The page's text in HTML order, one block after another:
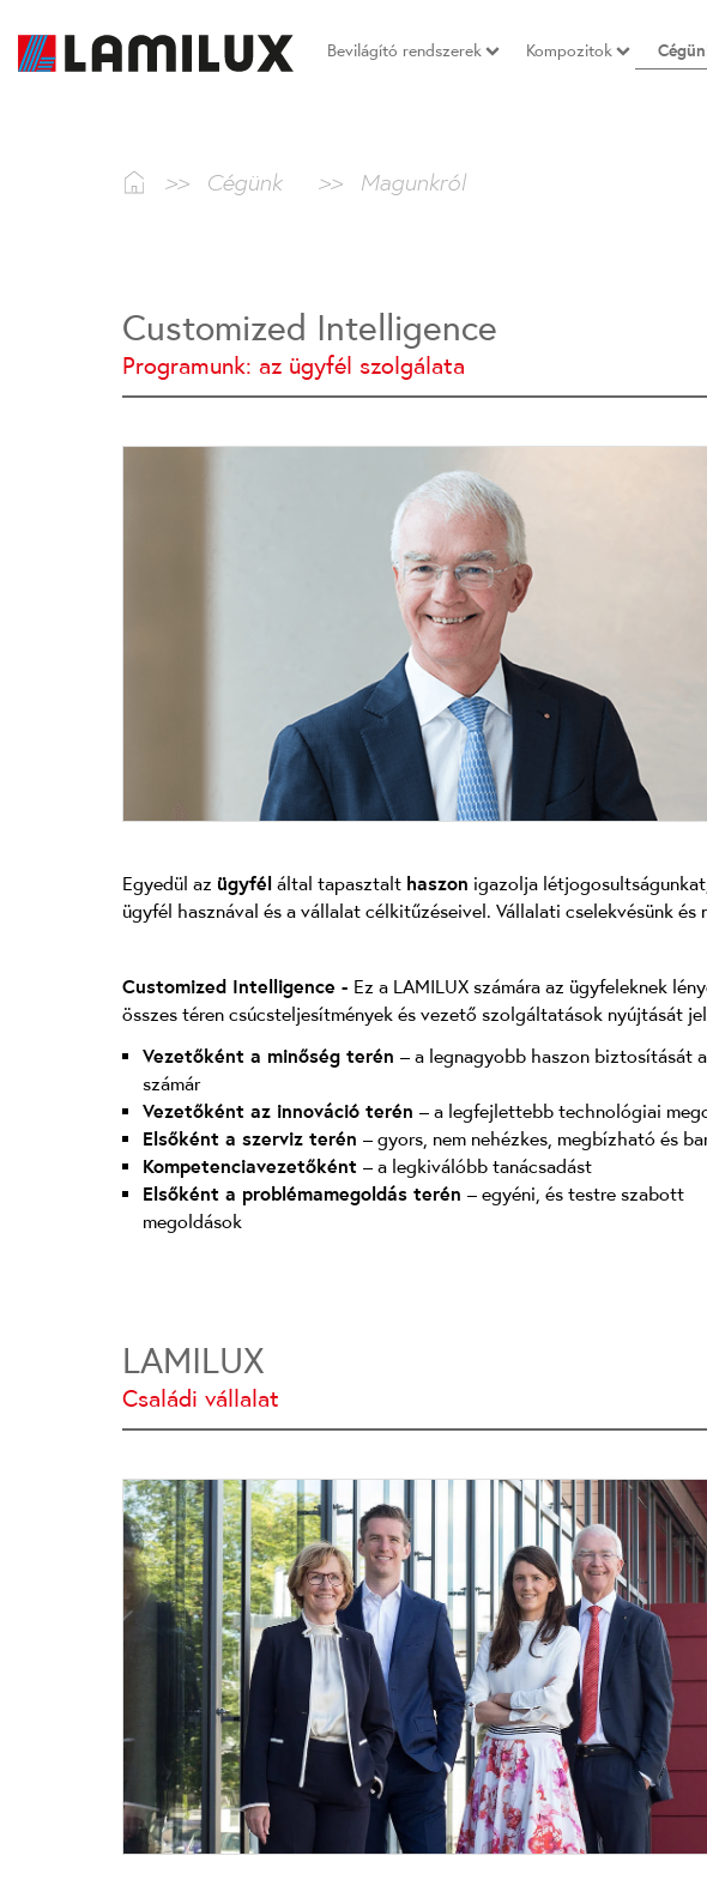
Bevilágító rendszerek Kompozitok
>> Cégünk >> Magunkról
Customized Intelligence
Programunk: az ügyfél szolgálata
Egyedül az ügyfél által tapasztalt haszon igazolja
ügyfél hasznával és a vállalat célkitűzéseivel. Vállalati cselekvésünk
Customized Intelligence - Ez a LAMILUX számára az ügyfeleknek
összes téren csúcsteljesítmények és vezető szolgáltatások nyújtását
Vezetőként a minőség terén – a legnagyobb haszon biztosítását
számár
Vezetőként az innováció terén – a legfejlettebb technológiai
Elsőként a szerviz terén – gyors, nem nehézkes, megbízható és
Kompetenciavezetőként – a legkiválóbb tanácsadást
Elsőként a problémamegoldás terén – egyéni, és testre szabott
megoldások
LAMILUX
Családi vállalat